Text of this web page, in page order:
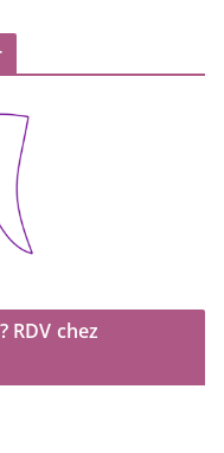
RDV chez